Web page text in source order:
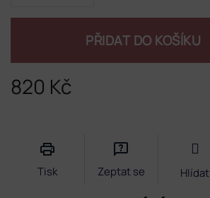
820 Kč
PŘIDAT DO KOŠÍKU
Tisk Zeptat se Hlídat